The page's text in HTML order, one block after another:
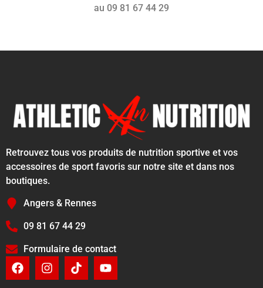
au 09 81 67 44 29
Retrouvez tous vos produits de nutrition sportive et vos
accessoires de sport favoris sur notre site et dans nos
boutiques.
Angers & Rennes
09 81 67 44 29
Formulaire de contact